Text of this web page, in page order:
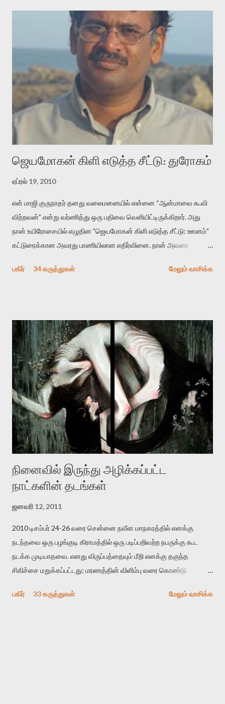
அதிகமாக்கும். கொல்லாது. ஒரு கனவை மீட்டெடுப்பதன் நோக்கம்
என்னவாக இருக்கும்? கவிதையின் அரூப இயக்கத்தை பொதுவயமாக
வடிக்க முயல்வதும் அதற்கே. கோயில் கருவறையின்
மென்வெளிச்சத்தில் நுண்பேசியின் படக்கருவியை இயக்கி சாத்தி
வைத்து விட்டு இயக்கத்தை அறிவோம். அறிதல் அபச்சாரமில்லை.
பயணப் படிமம் என்பது காக்னிடிவ் பொயடிக்ஸ் எனும் சமகால
விமர்சனத்தின் ஒரு முக்கிய கருவி. இக்கருவியை மனுஷ்யபுத்திரனின்
“காலை வணக்கங்கள்” எனும் ஒரு கவிதையில் சொருகப் போகிறோம்.
முதலில் கருவியை பழகுவோம். அன்றாட மொழியில் ஒன்று ம...
ஜெயமோகன் கிளி எடுத்த சீட்டு: துரோகம்
ஏப்ரல் 19, 2010
என் மாஜி குருநாதர் தனது வலைமனையில் என்னை “ஆன்மாவை கூவி
விற்றவன்” என்று வர்ணித்து ஒரு பதிவை வெளியிட்டிருக்கிறார். அது
நான் உயிரோசையில் எழுதின ”ஜெயமோகன் கிளி எடுத்த சீட்டு: ஊனம்”
கட்டுரைக்கான அவரது பாணியிலான எதிர்வினை. நான் அவரை
பதிவை படித்த நண்பர்கள் பலரும் அவருக்காக இரக்கப்பட்டார்கள்.
தனது இணையதளத்திலே தொடர்ந்து பதிவு செய்கிறார். உயிர்மை
இன்னும் சில வருடங்களுக்கு தனக்கு எதிராக எழுத்தாளர்களை ஏவி
விட்டபடி இருக்கும் என்று ஒரு அச்சத்தை வெளிப்படுத்தியபடி
இருக்கிறார். அவர் கடுமையான பாதுகாப்பின்மை மனநிலையில் உள்ளார்.
உயிர்மை அவரை தாக்க உத்தேசித்தாலும் இல்லை என்றாலும்
ஜெயமோகன் அந்த பிரமையால் தொடர்ந்து அச்சுறுத்தலுக்கு உள்ளாகி
உள்ளார். உங்களை பற்றின இந்த தாக்குதல் கூட இதன் வெளிப்பாடு தான்”.
உண்மையே! ராக்கி படத்தில் குத்துச்சண்டை வீரராக வரும் சில்வெஸ்டர்
ஓரிடத்தில் சொல்வார்: ...
பகிர் 34 கருத்துகள் மேலும் வாசிக்க
நினைவில் இருந்து அழிக்கப்பட்ட
நாட்களின் தடங்கள்
ஜனவரி 12, 2011
2010 டிசம்பர் 24-26 வரை சென்னை நவீன மாநகரத்தில் எனக்கு
நடந்தவை ஒரு பழங்குடி கிராமத்தில் ஒரு படிப்பறிவற்ற நபருக்கு கூட
நடக்க முடியாதவை. எனது விருப்பத்தையும் மீறி எனக்கு தகுந்த
சிகிச்சை மறுக்கப்பட்டது; மரணத்தின் விளிம்பு வரை கொண்டு
பகிர்
33 கருத்துகள் மேலும் வாசிக்க